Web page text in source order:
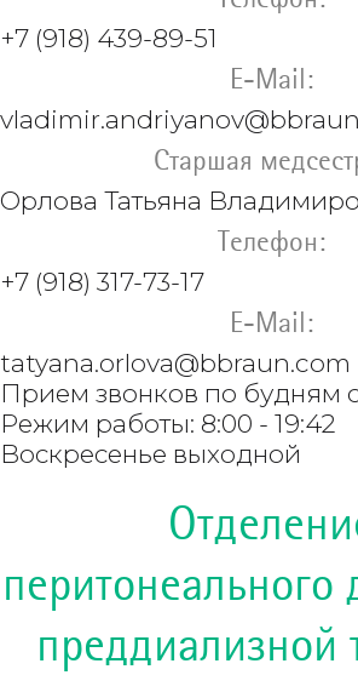
+7 (918) 439-89-51
E-Mail:
vladimir.andriyanov@
Старшая
Орлова Татьяна
Телефон:
+7 (918) 317-73-17
E-Mail:
tatyana.orlova@bbraun.com
Прием звонков по будням
Режим работы: 8:00 - 19:42
Воскресенье выходной
перитонеального
преддиализной